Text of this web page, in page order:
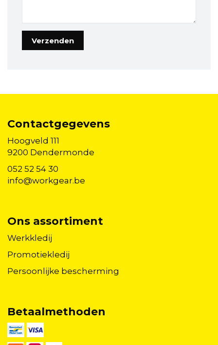
Contactgegevens
Hoogveld 111
9200 Dendermonde
052 52 54 30
info@workgear.be
Ons assortiment
Werkkledij
Promotiekledij
Persoonlijke bescherming
Betaalmethoden